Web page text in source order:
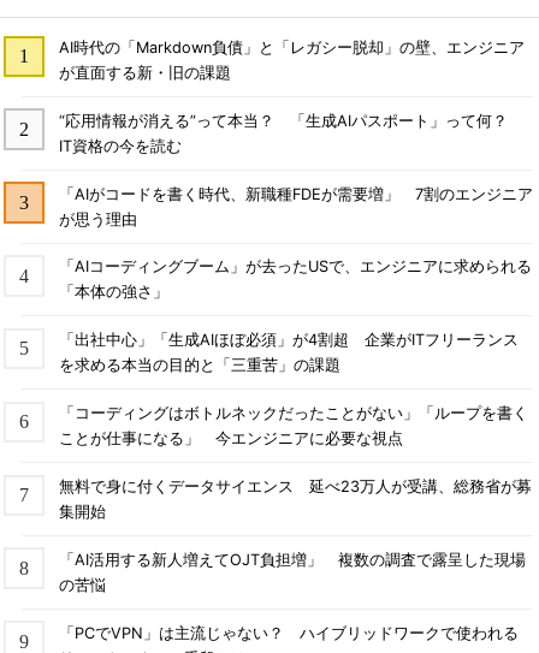
AI時代の「Markdown負債」と「レガシー脱却」の壁、エンジニア
が直面する新・旧の課題
“応用情報が消える”って本当？ 「生成AIパスポート」って何？
IT資格の今を読む
「AIがコードを書く時代、新職種FDEが需要増」 7割のエンジニア
が思う理由
「AIコーディングブーム」が去ったUSで、エンジニアに求められる
「本体の強さ」
「出社中心」「生成AIほぼ必須」が4割超 企業がITフリーランス
を求める本当の目的と「三重苦」の課題
「コーディングはボトルネックだったことがない」「ループを書く
ことが仕事になる」 今エンジニアに必要な視点
無料で身に付くデータサイエンス 延べ23万人が受講、総務省が募
集開始
「AI活用する新人増えてOJT負担増」 複数の調査で露呈した現場
の苦悩
「PCでVPN」は主流じゃない？ ハイブリッドワークで使われる